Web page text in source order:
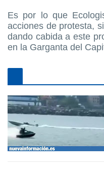
Es por lo que
acciones de protesta,
dando cabida a este
en la Garganta del